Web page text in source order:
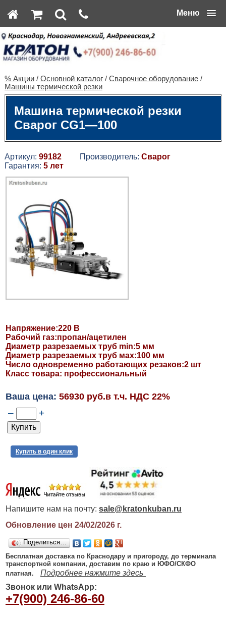
Меню
% Акции/ Основной каталог/ Сварочное оборудование/
Машины термической резки
Машина термической резки
Сварог CG1—100
Артикул: 99182Производитель: Сварог
Гарантия: 5 лет
Напряжение:220 В
Рабочий газ:пропан/ацетилен
Диаметр разрезаемых труб min:5 мм
Диаметр разрезаемых труб мах:100 мм
Число одновременно работающих резаков:2 шт
Класс товара: профессиональный
Ваша цена: 56930 руб.в т.ч. НДС 22%
– +
Купить в один клик
Напишите нам на почту: sale@kratonkuban.ru
Обновление цен 24/02/2026г.
Поделиться…
Бесплатная доставка по Краснодару и пригороду, до терминала
транспортной компании, доставим по краю и ЮФО/СКФО
платная.
Подробнее нажмите здесь
Звонок или WhatsApp:
+7(900) 246-86-60